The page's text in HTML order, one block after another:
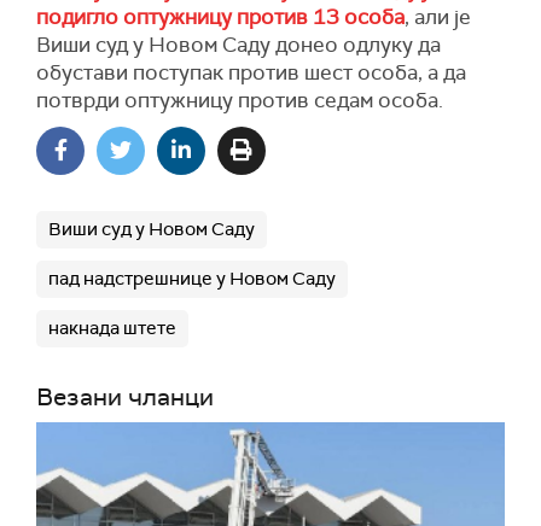
подигло оптужницу против 13 особа, али је
Виши суд у Новом Саду донео одлуку да
обустави поступак против шест особа, а да
потврди оптужницу против седам особа.
Виши суд у Новом Саду
пад надстрешнице у Новом Саду
накнада штете
Везани чланци